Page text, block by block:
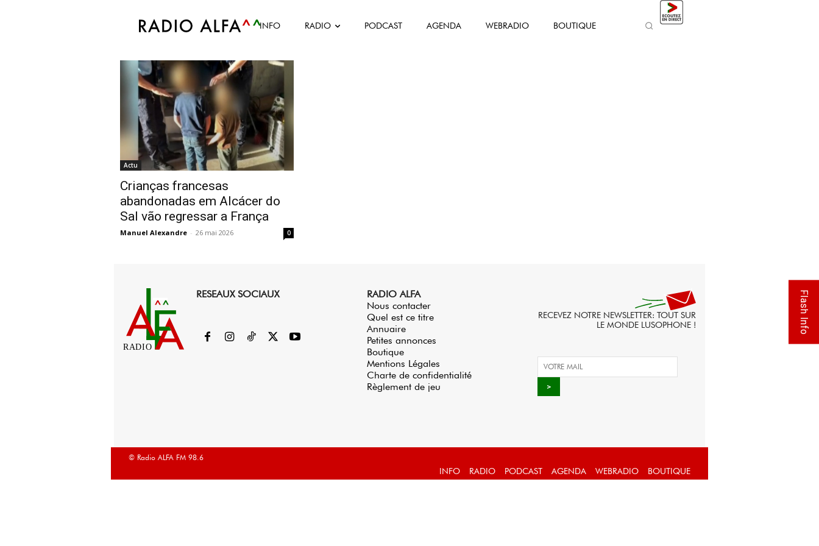
INFO RADIO PODCAST AGENDA WEBRADIO BOUTIQUE
Accueil Tags Colmar
Tag: Colmar
Actu
Crianças francesas
abandonadas em Alcácer do
Sal vão regressar a França
Manuel Alexandre - 26 mai 2026 0
RADIO
RESEAUX SOCIAUX
RADIO ALFA
Nous contacter
Quel est ce titre
Annuaire
Petites annonces
Boutique
Mentions Légales
Charte de confidentialité
Règlement de jeu
RECEVEZ NOTRE NEWSLETTER: TOUT SUR
LE MONDE LUSOPHONE !
© Radio ALFA FM 98.6
INFO RADIO PODCAST AGENDA WEBRADIO BOUTIQUE
Flash Info